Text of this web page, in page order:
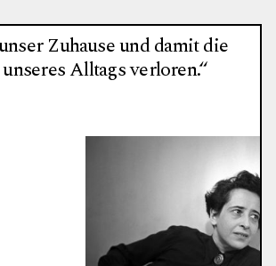
Zuhause und damit die
Alltags verloren.“